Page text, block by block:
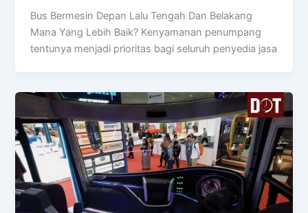
Bus Bermesin Depan Lalu Tengah Dan Belakang
Mana Yang Lebih Baik? Kenyamanan penumpang
tentunya menjadi prioritas bagi seluruh penyedia jasa